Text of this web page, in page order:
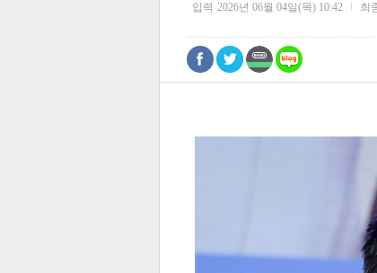
많이 본 뉴스 최신 뉴스
입력 2026년 06월 04일(목) 10:42 최
0